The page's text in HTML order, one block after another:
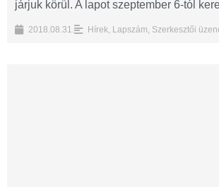
járjuk körül. A lapot szeptember 6-tól
2018.08.31. Hírek, Lapszám, Szerkesztői